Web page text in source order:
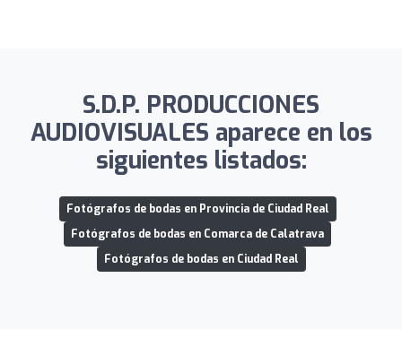
S.D.P. PRODUCCIONES
AUDIOVISUALES aparece en los
siguientes listados:
Fotógrafos de bodas en Provincia de Ciudad Real
Fotógrafos de bodas en Comarca de Calatrava
Fotógrafos de bodas en Ciudad Real